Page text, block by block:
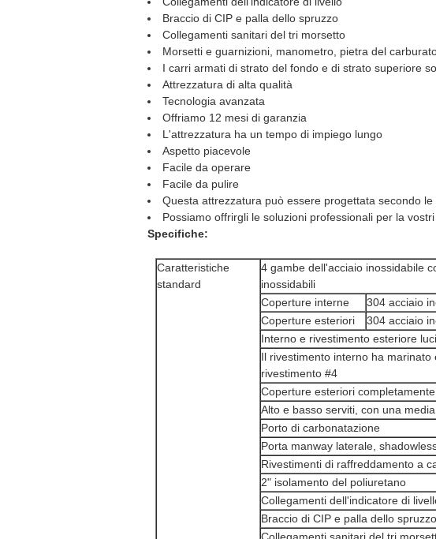
Braccio di CIP e palla dello spruzzo
Collegamenti sanitari del tri morsetto
Morsetti e guarnizioni, manometro, pietra del
I carri armati di strato del fondo e di strato superiore
Attrezzatura di alta qualità
Tecnologia avanzata
Offriamo 12 mesi di garanzia
L'attrezzatura ha un tempo di impiego lungo
Aspetto piacevole
Facile da operare
Facile da pulire
Questa attrezzatura può essere progettata secondo
Possiamo offrirgli le soluzioni professionali per la
Specifiche:
Caratteristiche
standard
4 gambe dell'acciaio inossidabile
inossidabili
Coperture interne
304 acciaio
Coperture esteriori
304 acciaio
Interno e rivestimento esteriore
Il rivestimento interno ha
rivestimento #4
Coperture esteriori
Alto e basso serviti, con una
Porto di carbonatazione
Porta manway laterale,
Rivestimenti di raffreddamento a
2" isolamento del poliuretano
Collegamenti dell'indicatore di
Braccio di CIP e palla dello spruzzo